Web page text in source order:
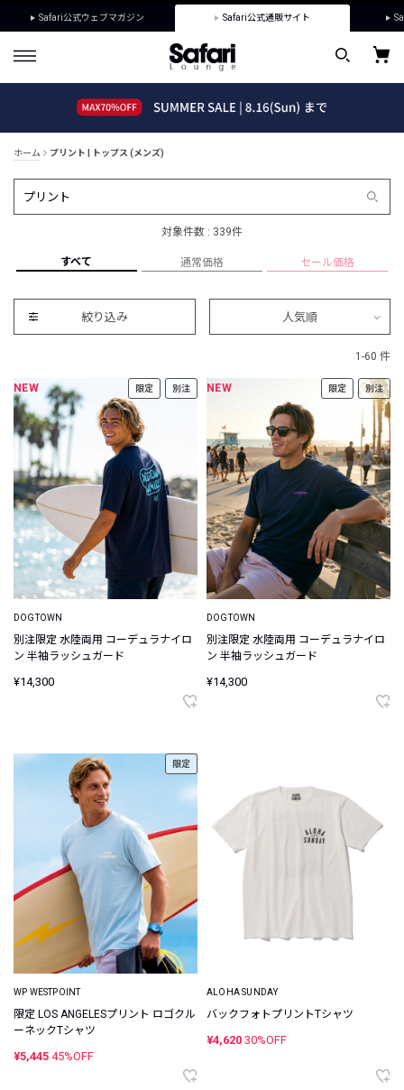
Safari公式ウェブマガジン Safari公式通販サイト
ホーム プリント | トップス (メンズ)
対象件数 : 339件
すべて 通常価格 セール価格
絞り込み 人気順
1-60 件
NEW 限定 別注
DOGTOWN
別注限定 水陸両用 コーデュラナイロ
ン 半袖ラッシュガード
¥14,300
NEW 限定 別注
DOGTOWN
別注限定 水陸両用 コーデュラナイロ
ン 半袖ラッシュガード
¥14,300
限定
WP WESTPOINT
限定 LOS ANGELESプリント ロゴクル
ーネックTシャツ
¥5,445 45%OFF
ALOHA SUNDAY
バックフォトプリントTシャツ
¥4,620 30%OFF